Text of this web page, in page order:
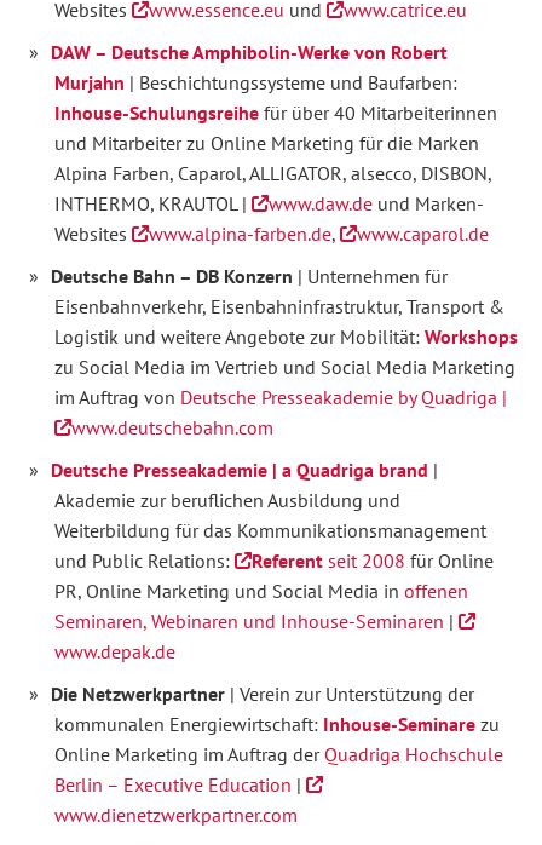
Websites
www.essence.eu und
www.catrice.eu
DAW – Deutsche Amphibolin-Werke von Robert
Murjahn | Beschichtungssysteme und Baufarben:
Inhouse-Schulungsreihe für über 40 Mitarbeiterinnen
und Mitarbeiter zu Online Marketing für die Marken
Alpina Farben, Caparol, ALLIGATOR, alsecco, DISBON,
INTHERMO, KRAUTOL |
www.daw.de und Marken-
Websites
www.alpina-farben.de,
www.caparol.de
Deutsche Bahn – DB Konzern | Unternehmen für
Eisenbahnverkehr, Eisenbahninfrastruktur, Transport &
Logistik und weitere Angebote zur Mobilität: Workshops
zu Social Media im Vertrieb und Social Media Marketing
im Auftrag von Deutsche Presseakademie by Quadriga |
www.deutschebahn.com
Deutsche Presseakademie | a Quadriga brand |
Akademie zur beruflichen Ausbildung und
Weiterbildung für das Kommunikationsmanagement
und Public Relations:
Referent seit 2008 für Online
PR, Online Marketing und Social Media in offenen
Seminaren, Webinaren und Inhouse-Seminaren |
www.depak.de
Die Netzwerkpartner | Verein zur Unterstützung der
kommunalen Energiewirtschaft: Inhouse-Seminare zu
Online Marketing im Auftrag der Quadriga Hochschule
Berlin – Executive Education |
www.dienetzwerkpartner.com